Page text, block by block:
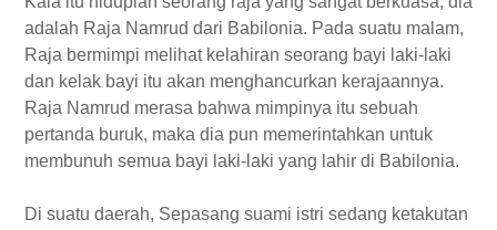
adalah Raja Namrud dari Babilonia. Pada suatu malam,
Raja bermimpi melihat kelahiran seorang bayi laki-laki
dan kelak bayi itu akan menghancurkan kerajaannya.
Raja Namrud merasa bahwa mimpinya itu sebuah
pertanda buruk, maka dia pun memerintahkan untuk
membunuh semua bayi laki-laki yang lahir di Babilonia.
Di suatu daerah, Sepasang suami istri sedang ketakutan